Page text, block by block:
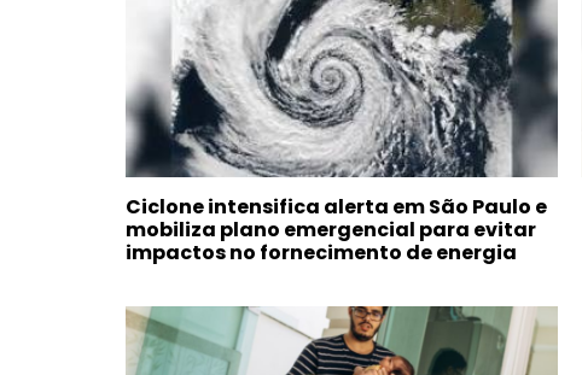
Ciclone intensifica alerta em São Paulo e
mobiliza plano emergencial para evitar
impactos no fornecimento de energia